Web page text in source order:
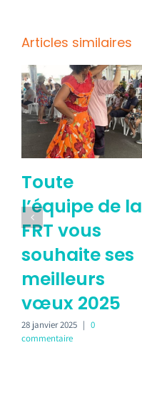
Articles similaires
Toute
l’équipe de la
FRT vous
souhaite ses
meilleurs
vœux 2025
28 janvier 2025 | 0
commentaire